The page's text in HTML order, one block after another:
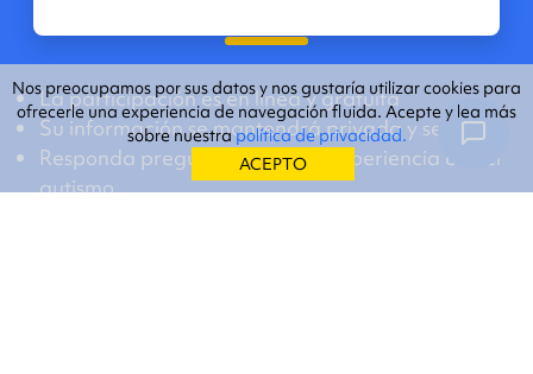
Nos preocupamos por sus datos y nos gustaría utilizar cookies para
ofrecerle una experiencia de navegación fluida. Acepte y lea más
sobre nuestrapolítica de privacidad.
ACEPTO
La participación es en línea y gratuita
Su información se mantendrá privada y segura
Responda preguntas sobre su experiencia con el
autismo